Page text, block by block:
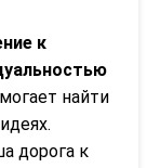
к
найти
дорога к